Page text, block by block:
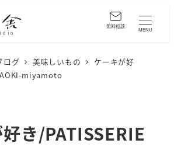
MENU
ログ 美味しいもの
ケーキが好
miyamoto
き/PATISSERIE
無料相談